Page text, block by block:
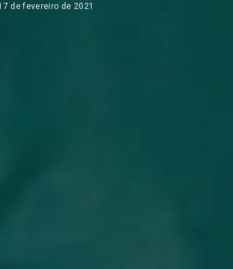
de fevereiro de 2021